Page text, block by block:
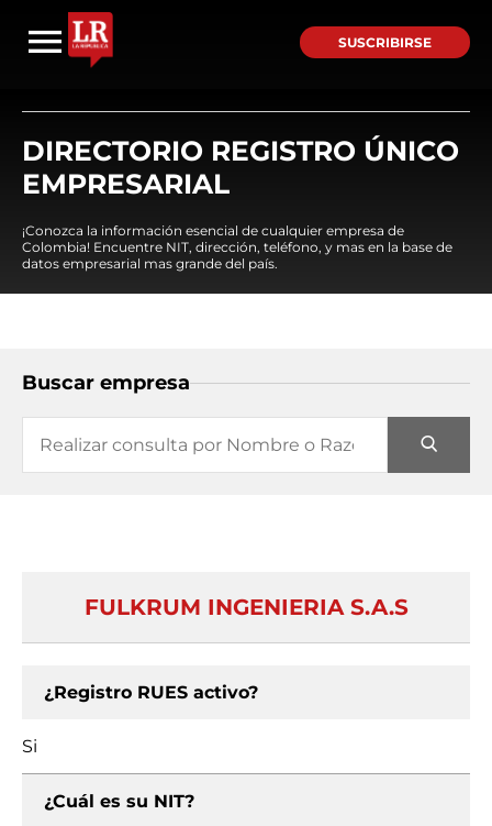
SUSCRIBIRSE
DIRECTORIO REGISTRO ÚNICO
EMPRESARIAL
¡Conozca la información esencial de cualquier empresa de
Colombia! Encuentre NIT, dirección, teléfono, y mas en la base de
datos empresarial mas grande del país.
Buscar empresa
FULKRUM INGENIERIA S.A.S
¿Registro RUES activo?
Si
¿Cuál es su NIT?